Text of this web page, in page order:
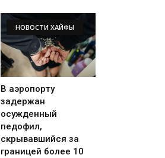
НОВОСТИ ХАЙФЫ
В аэропорту
задержан
осужденный
педофил,
скрывавшийся за
границей более 10